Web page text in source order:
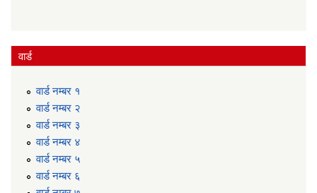
वार्ड
वार्ड न‌म्बर १
वार्ड न‌म्बर २
वार्ड न‌म्बर ३
वार्ड न‌म्बर ४
वार्ड न‌म्बर ५
वार्ड न‌म्बर ६